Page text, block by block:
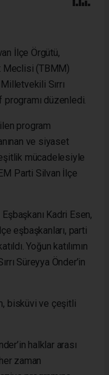
İlçe Örgütü,
Meclisi (TBMM)
Sırrı
programı düzenledi.
program
ve siyaset
mücadelesiyle
Parti Silvan İlçe
Kadri Esen,
eşbaşkanları, parti
Yoğun katılımın
Süreyya Önder’in
bisküvi ve çeşitli
halklar arası
zaman